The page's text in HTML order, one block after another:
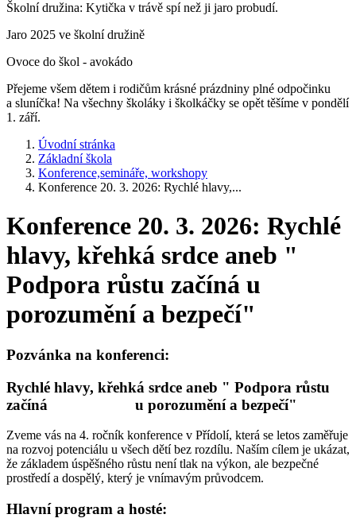
Školní družina: Kytička v trávě spí než ji jaro probudí.
Jaro 2025 ve školní družině
Ovoce do škol - avokádo
Přejeme všem dětem i rodičům krásné prázdniny plné odpočinku
a sluníčka! Na všechny školáky i školkáčky se opět těšíme v pondělí
1. září.
Úvodní stránka
Základní škola
Konference,semináře, workshopy
Konference 20. 3. 2026: Rychlé hlavy,...
Konference 20. 3. 2026: Rychlé
hlavy, křehká srdce aneb "
Podpora růstu začíná u
porozumění a bezpečí"
Pozvánka na konferenci:
Rychlé hlavy, křehká srdce aneb " Podpora růstu
začíná u porozumění a bezpečí"
Zveme vás na 4. ročník konference v Přídolí, která se letos zaměřuje
na rozvoj potenciálu u všech dětí bez rozdílu. Naším cílem je ukázat,
že základem úspěšného růstu není tlak na výkon, ale bezpečné
prostředí a dospělý, který je vnímavým průvodcem.
Hlavní program a hosté: